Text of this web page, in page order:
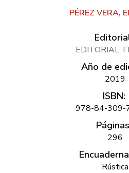
PÉREZ VERA,
EDITORIAL
Año de
2019
ISBN:
978-84-309-
296
Rústica